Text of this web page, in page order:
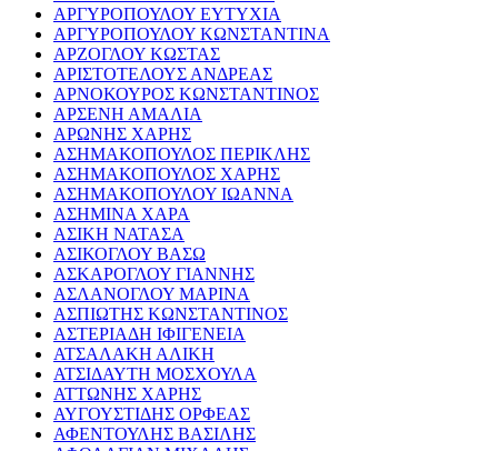
ΑΡΓΥΡΟΠΟΥΛΟΥ ΕΥΤΥΧΙΑ
ΑΡΓΥΡΟΠΟΥΛΟΥ ΚΩΝΣΤΑΝΤΙΝΑ
ΑΡΖΟΓΛΟΥ ΚΩΣΤΑΣ
ΑΡΙΣΤΟΤΕΛΟΥΣ ΑΝΔΡΕΑΣ
ΑΡΝΟΚΟΥΡΟΣ ΚΩΝΣΤΑΝΤΙΝΟΣ
ΑΡΣΕΝΗ ΑΜΑΛΙΑ
ΑΡΩΝΗΣ ΧΑΡΗΣ
ΑΣΗΜΑΚΟΠΟΥΛΟΣ ΠΕΡΙΚΛΗΣ
ΑΣΗΜΑΚΟΠΟΥΛΟΣ ΧΑΡΗΣ
ΑΣΗΜΑΚΟΠΟΥΛΟΥ ΙΩΑΝΝΑ
ΑΣΗΜΙΝΑ ΧΑΡΑ
ΑΣΙΚΗ ΝΑΤΑΣΑ
ΑΣΙΚΟΓΛΟΥ ΒΑΣΩ
ΑΣΚΑΡΟΓΛΟΥ ΓΙΑΝΝΗΣ
ΑΣΛΑΝΟΓΛΟΥ ΜΑΡΙΝΑ
ΑΣΠΙΩΤΗΣ ΚΩΝΣΤΑΝΤΙΝΟΣ
ΑΣΤΕΡΙΑΔΗ ΙΦΙΓΕΝΕΙΑ
ΑΤΣΑΛΑΚΗ ΑΛΙΚΗ
ΑΤΣΙΔΑΥΤΗ ΜΟΣΧΟΥΛΑ
ΑΤΤΩΝΗΣ ΧΑΡΗΣ
ΑΥΓΟΥΣΤΙΔΗΣ ΟΡΦΕΑΣ
ΑΦΕΝΤΟΥΛΗΣ ΒΑΣΙΛΗΣ